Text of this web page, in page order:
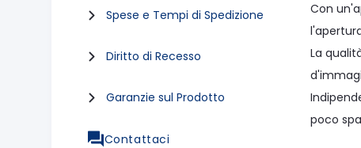
Spese e Tempi di Spedizione
Diritto di Recesso
Garanzie sul Prodotto
Contattaci
Con
La
poco